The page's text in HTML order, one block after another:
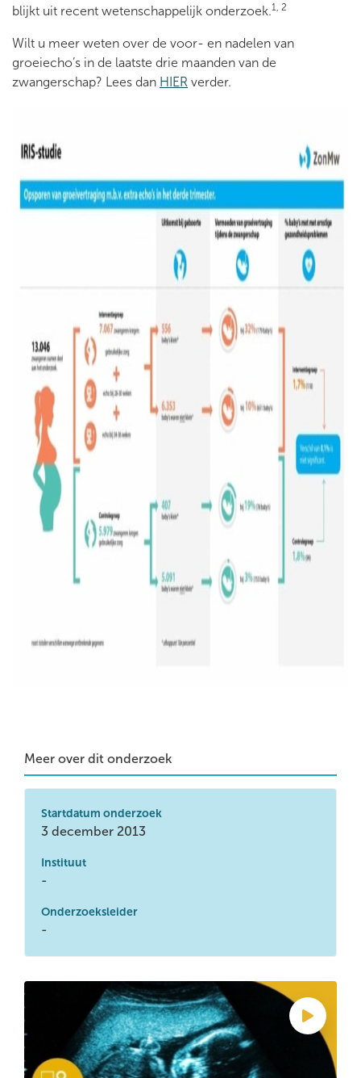
blijkt uit recent wetenschappelijk onderzoek.1, 2
Wilt u meer weten over de voor- en nadelen van
groeiecho’s in de laatste drie maanden van de
zwangerschap? Lees dan HIER verder.
Meer over dit onderzoek
Startdatum onderzoek
3 december 2013
Instituut
-
Onderzoeksleider
-
Meer echo’s zijn niet altijd beter